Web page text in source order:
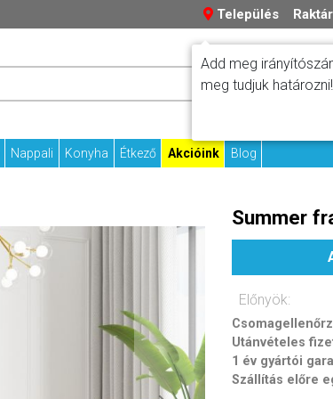
Település
Fizetési
Nappali Konyha Étkező Akcióink Blog
Summer
Előnyök:
Utánvételes
1 év gyártói
Szállítás előre
Add meg
meg tudjuk határozni!